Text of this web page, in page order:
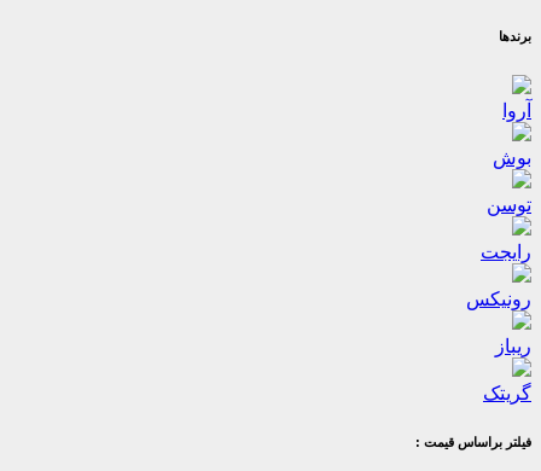
برندها
آروا
بوش
توسن
رایجت
رونیکس
ریباز
گریتک
فیلتر براساس قیمت :